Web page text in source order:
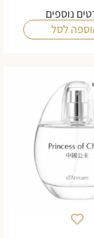
נוספים
לסל